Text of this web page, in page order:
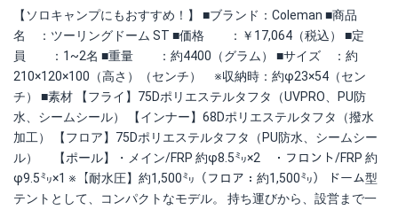
【ソロキャンプにもおすすめ！】 ■ブランド：Coleman ■商品
名 ：ツーリングドーム ST ■価格 ：￥17,064（税込） ■定
員 ：1~2名 ■重量 ：約4400（グラム） ■サイズ ：約
210×120×100（高さ）（センチ） ※収納時：約φ23×54（セン
チ） ■素材 【フライ】75Dポリエステルタフタ（UVPRO、PU防
水、シームシール） 【インナー】68Dポリエステルタフタ（撥水
加工） 【フロア】75Dポリエステルタフタ（PU防水、シームシー
ル） 【ポール】・メイン/FRP 約φ8.5㍉×2 ・フロント/FRP 約
φ9.5㍉×1 ※【耐水圧】約1,500㍉（フロア：約1,500㍉） ドーム型
テントとして、コンパクトなモデル。 持ち運びから、設営まで一